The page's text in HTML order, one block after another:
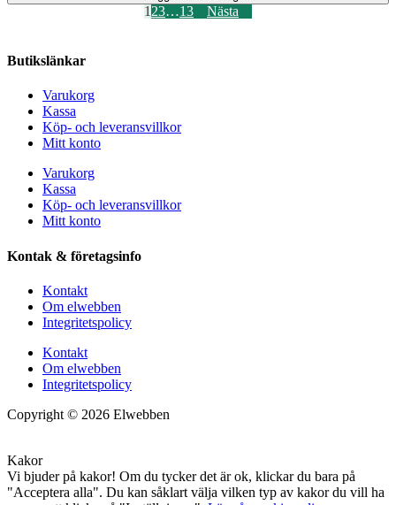
1 23…13 Nästa
Butikslänkar
Varukorg
Kassa
Köp- och leveransvillkor
Mitt konto
Varukorg
Kassa
Köp- och leveransvillkor
Mitt konto
Kontak & företagsinfo
Kontakt
Om elwebben
Integritetspolicy
Kontakt
Om elwebben
Integritetspolicy
Copyright © 2026 Elwebben
Kakor
Vi bjuder på kakor! Om du tycker det är ok, klickar du bara på
"Acceptera alla". Du kan såklart välja vilken typ av kakor du vill ha